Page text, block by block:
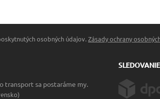
osobných údajov.Zásady ochrany
transport sa postaráme my.